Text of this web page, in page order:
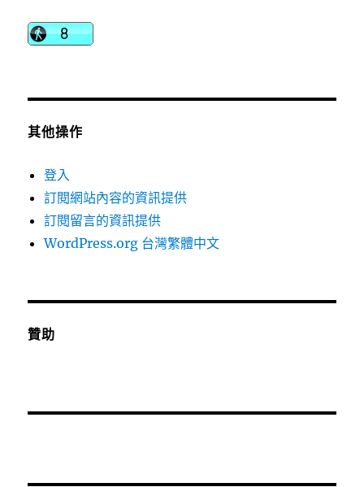
其他操作
登入
訂閱網站內容的資訊提供
訂閱留言的資訊提供
WordPress.org 台灣繁體中文
贊助